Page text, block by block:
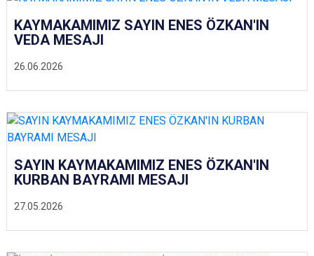
Beyağaç
Çameli
Sarayköy
26.06.2026
KAYMAKAMIMIZ SAYIN ENES ÖZKAN'IN
VEDA MESAJI
27.05.2026
SAYIN KAYMAKAMIMIZ ENES ÖZKAN'IN
KURBAN BAYRAMI MESAJI